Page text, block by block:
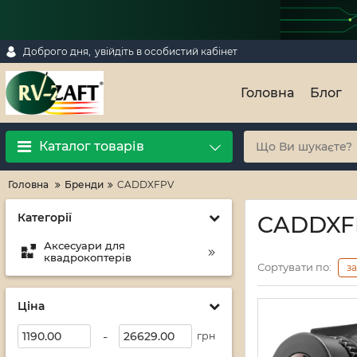
Доброго дня, увійдіть в особистий кабінет
Головна Блог
Каталог товарів
Головна Бренди CADDXFPV
Категорії
Аксесуари для
квадрокоптерів
Ціна
- грн
Сортувати по: